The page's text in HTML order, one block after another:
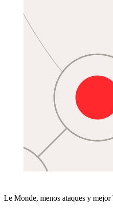
Le Monde, menos ataques y